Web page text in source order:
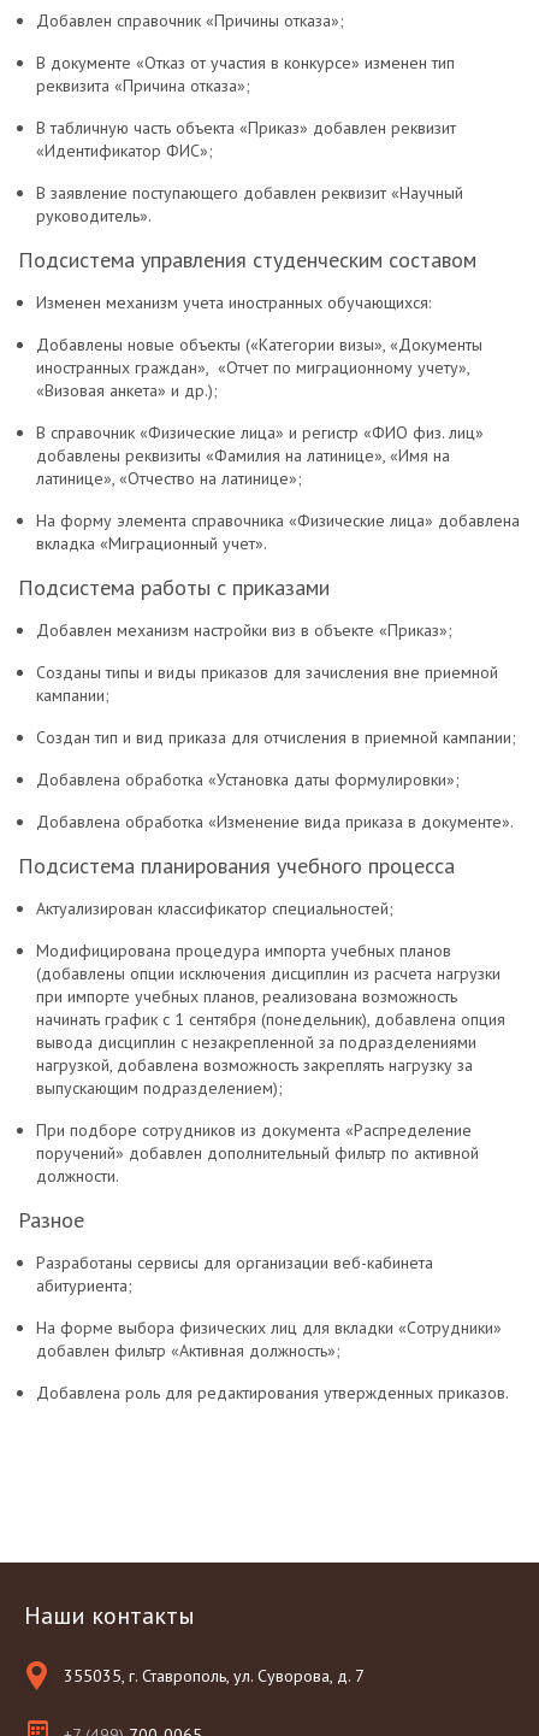
Добавлен справочник «Причины отказа»;
В документе «Отказ от участия в конкурсе» изменен тип
реквизита «Причина отказа»;
В табличную часть объекта «Приказ» добавлен реквизит
«Идентификатор ФИС»;
В заявление поступающего добавлен реквизит «Научный
руководитель».
Подсистема управления студенческим составом
Изменен механизм учета иностранных обучающихся:
Добавлены новые объекты («Категории визы», «Документы
иностранных граждан», «Отчет по миграционному учету»,
«Визовая анкета» и др.);
В справочник «Физические лица» и регистр «ФИО физ. лиц»
добавлены реквизиты «Фамилия на латинице», «Имя на
латинице», «Отчество на латинице»;
На форму элемента справочника «Физические лица» добавлена
вкладка «Миграционный учет».
Подсистема работы с приказами
Добавлен механизм настройки виз в объекте «Приказ»;
Созданы типы и виды приказов для зачисления вне приемной
кампании;
Создан тип и вид приказа для отчисления в приемной кампании;
Добавлена обработка «Установка даты формулировки»;
Добавлена обработка «Изменение вида приказа в документе».
Подсистема планирования учебного процесса
Актуализирован классификатор специальностей;
Модифицирована процедура импорта учебных планов
(добавлены опции исключения дисциплин из расчета нагрузки
при импорте учебных планов, реализована возможность
начинать график с 1 сентября (понедельник), добавлена опция
вывода дисциплин с незакрепленной за подразделениями
нагрузкой, добавлена возможность закреплять нагрузку за
выпускающим подразделением);
При подборе сотрудников из документа «Распределение
поручений» добавлен дополнительный фильтр по активной
должности.
Разное
Разработаны сервисы для организации веб-кабинета
абитуриента;
На форме выбора физических лиц для вкладки «Сотрудники»
добавлен фильтр «Активная должность»;
Добавлена роль для редактирования утвержденных приказов.
Наши контакты
355035, г. Ставрополь, ул. Суворова, д. 7